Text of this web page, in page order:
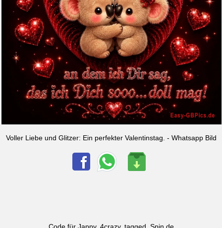
Voller Liebe und Glitzer: Ein perfekter Valentinstag. - Whatsapp Bild